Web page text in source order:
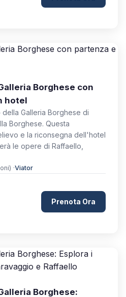
Borghese con
hotel
Galleria Borghese di
Borghese. Questa
e la riconsegna dell'hotel
le opere di Raffaello,
·Viator
Prenota Ora
Borghese: